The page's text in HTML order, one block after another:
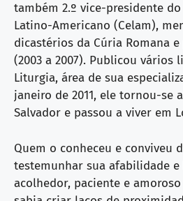
também 2.º vice-presidente
Latino-Americano (Celam),
dicastérios da Cúria Romana
(2003 a 2007). Publicou vários
Liturgia, área de sua
janeiro de 2011, ele tornou-se
Salvador e passou a viver em
Quem o conheceu e conviveu
testemunhar sua afabilidade e
acolhedor, paciente e